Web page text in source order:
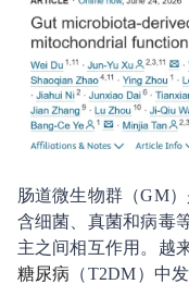
肠道微生物群（GM
含细菌、真菌和病毒
主之间相互作用。越
糖尿病 （T2DM）中